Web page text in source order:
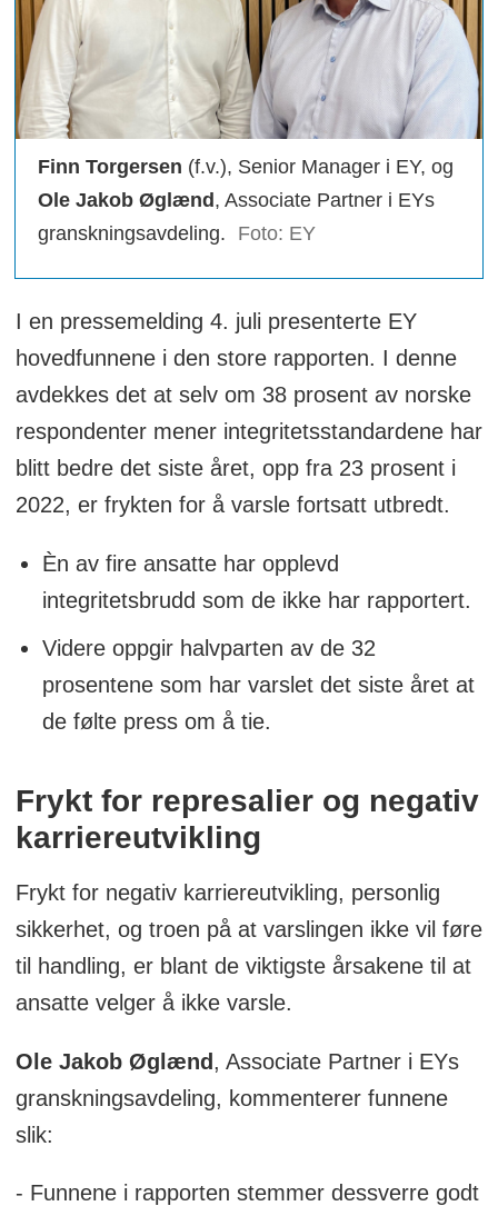
Finn Torgersen (f.v.), Senior Manager i EY, og
Ole Jakob Øglænd, Associate Partner i EYs
granskningsavdeling.
Foto: EY
I en pressemelding 4. juli presenterte EY
hovedfunnene i den store rapporten. I denne
avdekkes det at selv om 38 prosent av norske
respondenter mener integritetsstandardene har
blitt bedre det siste året, opp fra 23 prosent i
2022, er frykten for å varsle fortsatt utbredt.
Èn av fire ansatte har opplevd
integritetsbrudd som de ikke har rapportert.
Videre oppgir halvparten av de 32
prosentene som har varslet det siste året at
de følte press om å tie.
Frykt for represalier og negativ
karriereutvikling
Frykt for negativ karriereutvikling, personlig
sikkerhet, og troen på at varslingen ikke vil føre
til handling, er blant de viktigste årsakene til at
ansatte velger å ikke varsle.
Ole Jakob Øglænd, Associate Partner i EYs
granskningsavdeling, kommenterer funnene
slik:
- Funnene i rapporten stemmer dessverre godt